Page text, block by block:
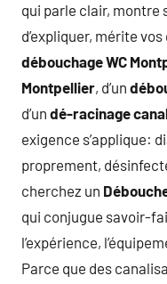
qui parle clair, montre
d’expliquer, mérite vos
débouchage WC
Montpellier, d’un
d’un dé-racinage
exigence s’applique:
proprement,
cherchez un
qui conjugue savoir-
l’expérience,
Parce que des